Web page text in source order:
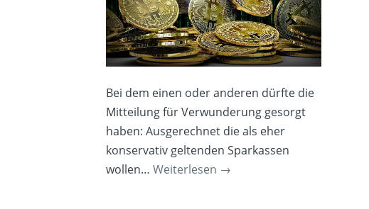
Bei dem einen oder anderen dürfte die
Mitteilung für Verwunderung gesorgt
haben: Ausgerechnet die als eher
konservativ geltenden Sparkassen
wollen…Weiterlesen →